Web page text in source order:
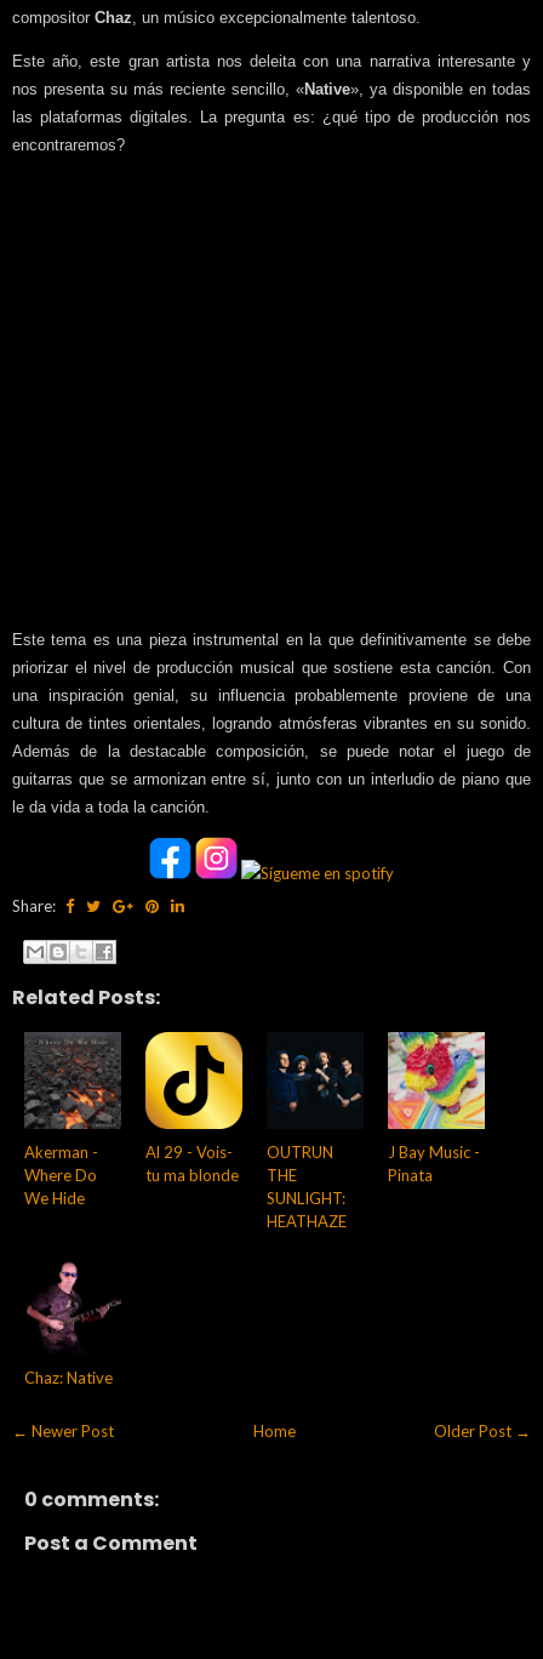
compositor Chaz, un músico excepcionalmente talentoso.
Este año, este gran artista nos deleita con una narrativa interesante y
nos presenta su más reciente sencillo, «Native», ya disponible en todas
las plataformas digitales. La pregunta es: ¿qué tipo de producción nos
encontraremos?
Este tema es una pieza instrumental en la que definitivamente se debe
priorizar el nivel de producción musical que sostiene esta canción. Con
una inspiración genial, su influencia probablemente proviene de una
cultura de tintes orientales, logrando atmósferas vibrantes en su sonido.
Además de la destacable composición, se puede notar el juego de
guitarras que se armonizan entre sí, junto con un interludio de piano que
le da vida a toda la canción.
Share:
Related Posts:
Akerman -
Where Do
We Hide
Al 29 - Vois-
tu ma blonde
OUTRUN
THE
SUNLIGHT:
HEATHAZE
J Bay Music -
Pinata
Chaz: Native
← Newer Post Older Post →
Home
0 comments:
Post a Comment